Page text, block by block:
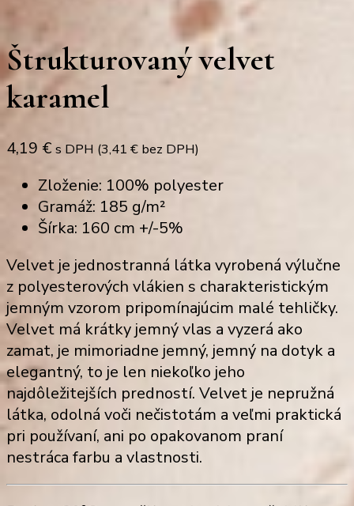
Štrukturovaný velvet
karamel
4,19 € s DPH (3,41 € bez DPH)
Zloženie: 100% polyester
Gramáž: 185 g/m²
Šírka: 160 cm +/-5%
Velvet je jednostranná látka vyrobená výlučne
z polyesterových vlákien s charakteristickým
jemným vzorom pripomínajúcim malé tehličky.
Velvet má krátky jemný vlas a vyzerá ako
zamat, je mimoriadne jemný, jemný na dotyk a
elegantný, to je len niekoľko jeho
najdôležitejších predností. Velvet je nepružná
látka, odolná voči nečistotám a veľmi praktická
pri používaní, ani po opakovanom praní
nestráca farbu a vlastnosti.